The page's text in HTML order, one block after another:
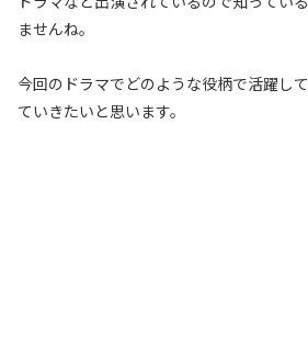
ませんね。
今回のドラマでどのような役柄で活躍し
ていきたいと思います。